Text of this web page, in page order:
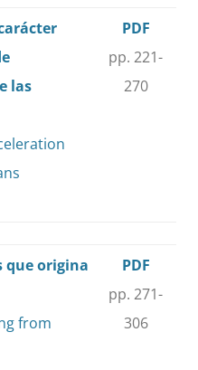
las
PDF
pp. 221-
270
que origina
from
PDF
pp. 271-
306